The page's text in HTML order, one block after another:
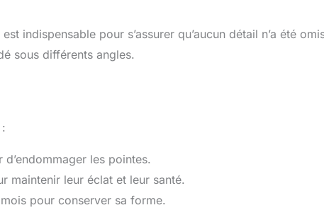
indispensable pour s’assurer qu’aucun détail n’a été
sous différents angles.
d’endommager les pointes.
maintenir leur éclat et leur santé.
pour conserver sa forme.